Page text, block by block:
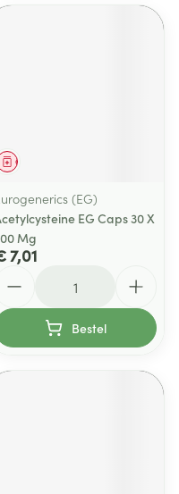
Geneesmiddel
(EG)
EG Caps 30 X
Mg
7,01
Bestel